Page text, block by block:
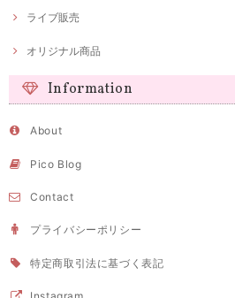
ライブ販売
オリジナル商品
Information
About
Pico Blog
Contact
プライバシーポリシー
特定商取引法に基づく表記